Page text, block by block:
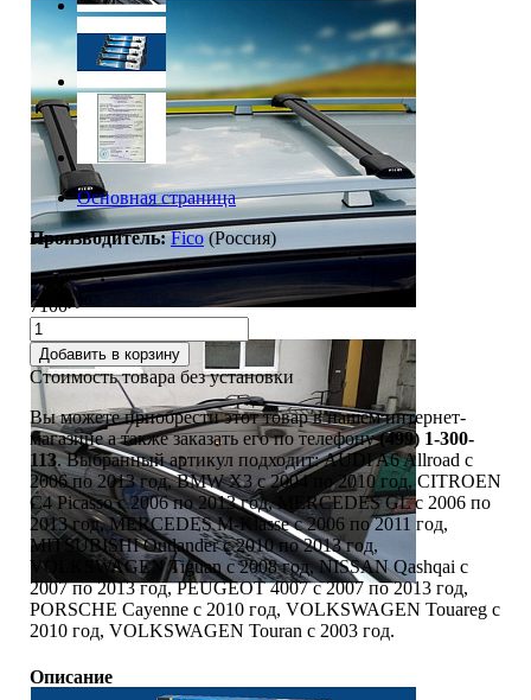
Основная страница
Производитель: Fico(Россия)
7100 руб.
Добавить в корзину
Стоимость товара без установки
Вы можете приобрести этот товар в нашем интернет-
магазине а также заказать его по телефону(499) 1-300-
113. Выбранный артикул подходит: AUDI A6 Allroad c
2006 по 2013 год, BMW X3 c 2004 по 2010 год, CITROEN
С4 Picasso c 2006 по 2013 год, MERCEDES GL c 2006 по
2013 год, MERCEDES M-Klasse c 2006 по 2011 год,
MITSUBISHI Outlander c 2010 по 2013 год,
VOLKSWAGEN Tiguan c 2008 год, NISSAN Qashqai c
2007 по 2013 год, PEUGEOT 4007 c 2007 по 2013 год,
PORSCHE Cayenne c 2010 год, VOLKSWAGEN Touareg c
2010 год, VOLKSWAGEN Touran c 2003 год.
Описание